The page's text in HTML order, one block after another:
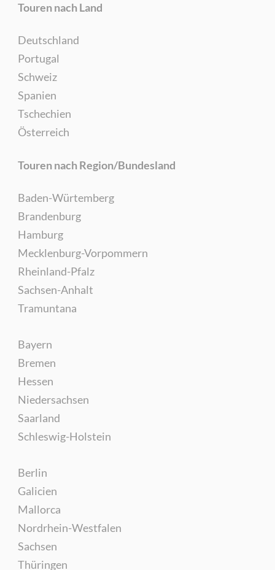
Touren nach Land
Deutschland
Portugal
Schweiz
Spanien
Tschechien
Österreich
Touren nach Region/Bundesland
Baden-Würtemberg
Brandenburg
Hamburg
Mecklenburg-Vorpommern
Rheinland-Pfalz
Sachsen-Anhalt
Tramuntana
Bayern
Bremen
Hessen
Niedersachsen
Saarland
Schleswig-Holstein
Berlin
Galicien
Mallorca
Nordrhein-Westfalen
Sachsen
Thüringen